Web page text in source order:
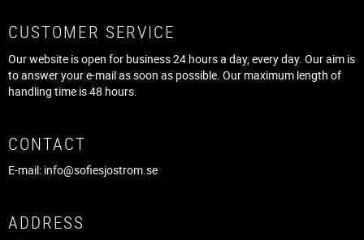
CUSTOMER SERVICE
Our website is open for business 24 hours a day, every day. Our aim is
to answer your e-mail as soon as possible. Our maximum length of
handling time is 48 hours.
CONTACT
E-mail: info@sofiesjostrom.se
ADDRESS